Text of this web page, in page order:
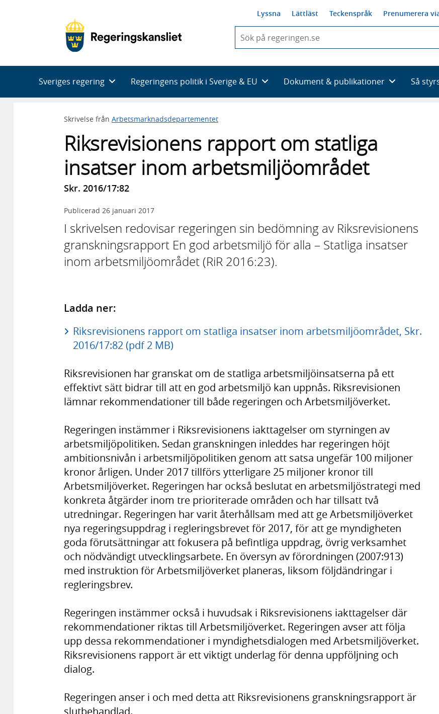
Lyssna Lättläst Teckenspråk Prenumerera
du
skriva
framträder
en
Sveriges regering Regeringens politik i Sverige & EU Dokument & publikationer Så
Skrivelse från Arbetsmarknadsdepartementet
Riksrevisionens rapport om statliga
insatser inom arbetsmiljöområdet
Skr. 2016/17:82
Publicerad 26 januari 2017
I skrivelsen redovisar regeringen sin bedömning av Riksrevisionens
granskningsrapport En god arbetsmiljö för alla – Statliga insatser
inom arbetsmiljöområdet (RiR 2016:23).
Ladda ner:
Riksrevisionens rapport om statliga insatser inom arbetsmiljöområdet, Skr.
2016/17:82 (pdf 2 MB)
Riksrevisionen har granskat om de statliga arbetsmiljöinsatserna på ett
effektivt sätt bidrar till att en god arbetsmiljö kan uppnås. Riksrevisionen
lämnar rekommendationer till både regeringen och Arbetsmiljöverket.
Regeringen instämmer i Riksrevisionens iakttagelser om styrningen av
arbetsmiljöpolitiken. Sedan granskningen inleddes har regeringen höjt
ambitionsnivån i arbetsmiljöpolitiken genom att satsa ungefär 100 miljoner
kronor årligen. Under 2017 tillförs ytterligare 25 miljoner kronor till
Arbetsmiljöverket. Regeringen har också beslutat en arbetsmiljöstrategi med
konkreta åtgärder inom tre prioriterade områden och har tillsatt två
utredningar. Regeringen har varit återhållsam med att ge Arbetsmiljöverket
nya regeringsuppdrag i regleringsbrevet för 2017, för att ge myndigheten
goda förutsättningar att fokusera på befintliga uppdrag, övrig verksamhet
och nödvändigt utvecklingsarbete. En översyn av förordningen (2007:913)
med instruktion för Arbetsmiljöverket planeras, liksom följdändringar i
regleringsbrev.
Regeringen instämmer också i huvudsak i Riksrevisionens iakttagelser där
rekommendationer riktas till Arbetsmiljöverket. Regeringen avser att följa
upp dessa rekommendationer i myndighetsdialogen med Arbetsmiljöverket.
Riksrevisionens rapport är ett viktigt underlag för denna uppföljning och
dialog.
Regeringen anser i och med detta att Riksrevisionens granskningsrapport är
slutbehandlad.